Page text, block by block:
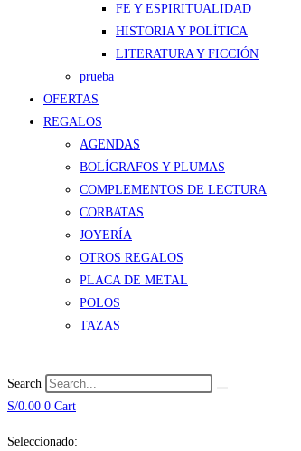
FE Y ESPIRITUALIDAD
HISTORIA Y POLÍTICA
LITERATURA Y FICCIÓN
prueba
OFERTAS
REGALOS
AGENDAS
BOLÍGRAFOS Y PLUMAS
COMPLEMENTOS DE LECTURA
CORBATAS
JOYERÍA
OTROS REGALOS
PLACA DE METAL
POLOS
TAZAS
Search
S/0.00 0 Cart
Seleccionado: